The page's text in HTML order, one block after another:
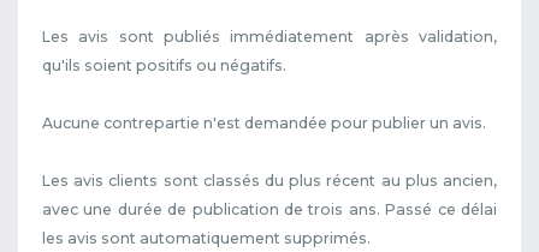
Les avis sont publiés immédiatement après validation,
qu'ils soient positifs ou négatifs.
Aucune contrepartie n'est demandée pour publier un avis.
Les avis clients sont classés du plus récent au plus ancien,
avec une durée de publication de trois ans. Passé ce délai
les avis sont automatiquement supprimés.